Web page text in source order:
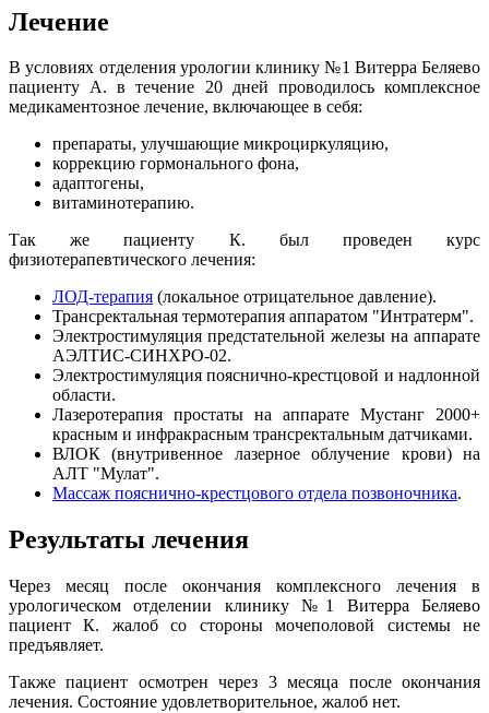
Лечение
В условиях отделения урологии клинику №1 Витерра Беляево
пациенту А. в течение 20 дней проводилось комплексное
медикаментозное лечение, включающее в себя:
препараты, улучшающие микроциркуляцию,
коррекцию гормонального фона,
адаптогены,
витаминотерапию.
Так же пациенту К. был проведен курс
физиотерапевтического лечения:
ЛОД-терапия (локальное отрицательное давление).
Трансректальная термотерапия аппаратом "Интратерм".
Электростимуляция предстательной железы на аппарате
АЭЛТИС-СИНХРО-02.
Электростимуляция пояснично-крестцовой и надлонной
области.
Лазеротерапия простаты на аппарате Мустанг 2000+
красным и инфракрасным трансректальным датчиками.
ВЛОК (внутривенное лазерное облучение крови) на
АЛТ "Мулат".
Массаж пояснично-крестцового отдела позвоночника.
Результаты лечения
Через месяц после окончания комплексного лечения в
урологическом отделении клинику №1 Витерра Беляево
пациент К. жалоб со стороны мочеполовой системы не
предъявляет.
Также пациент осмотрен через 3 месяца после окончания
лечения. Состояние удовлетворительное, жалоб нет.